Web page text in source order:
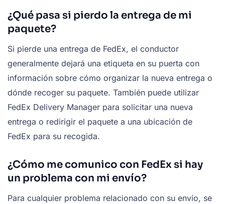
¿Qué pasa si pierdo la entrega de mi
paquete?
Si pierde una entrega de FedEx, el conductor
generalmente dejará una etiqueta en su puerta con
información sobre cómo organizar la nueva entrega o
dónde recoger su paquete. También puede utilizar
FedEx Delivery Manager para solicitar una nueva
entrega o redirigir el paquete a una ubicación de
FedEx para su recogida.
¿Cómo me comunico con FedEx si hay
un problema con mi envío?
Para cualquier problema relacionado con su envío, se